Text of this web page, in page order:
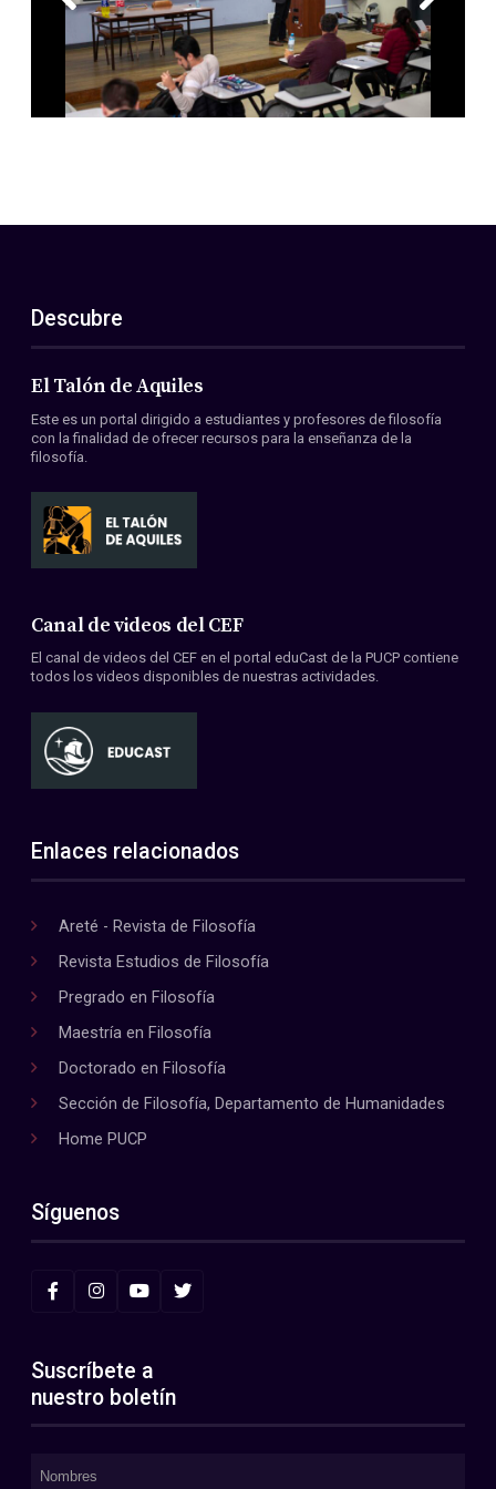
Descubre
El Talón de Aquiles
Este es un portal dirigido a estudiantes y profesores de filosofía
con la finalidad de ofrecer recursos para la enseñanza de la
filosofía.
Canal de videos del CEF
El canal de videos del CEF en el portal eduCast de la PUCP contiene
todos los videos disponibles de nuestras actividades.
Enlaces relacionados
Areté - Revista de Filosofía
Revista Estudios de Filosofía
Pregrado en Filosofía
Maestría en Filosofía
Doctorado en Filosofía
Sección de Filosofía, Departamento de Humanidades
Home PUCP
Síguenos
Suscríbete a
nuestro boletín